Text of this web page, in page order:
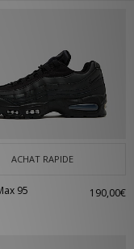
tout y est !
ACHAT RAPIDE
95 190,00€